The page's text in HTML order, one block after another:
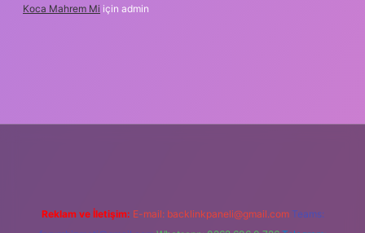
Koca Mahrem Mi için admin
Reklam ve İletişim: E-mail: backlinkpaneli@gmail.com Teams: